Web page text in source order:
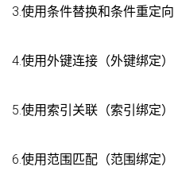
3.使用条件替换和条件重定向
4.使用外键连接（外键绑定）
5.使用索引关联（索引绑定）
6.使用范围匹配（范围绑定）